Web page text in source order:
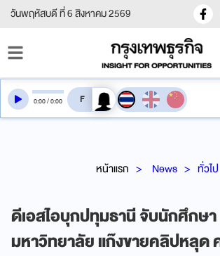
วันพฤหัสบดี ที่ 6 สิงหาคม 2569
หน้าแรก News ทั่วไป
ดีเอสไอบุกปทุมธานี จับนักศึกษา
มหาวิทยาลัย แก๊งขายคลิปหลุด
0:00/0:00 สลับเสียงอ่าน